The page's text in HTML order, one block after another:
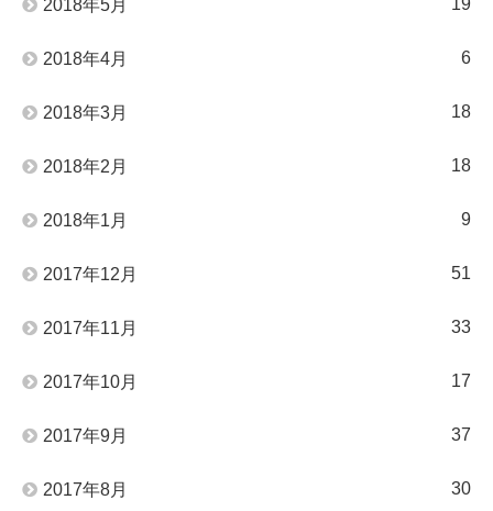
2018年5月 19
2018年4月 6
2018年3月 18
2018年2月 18
2018年1月 9
2017年12月 51
2017年11月 33
2017年10月 17
2017年9月 37
2017年8月 30